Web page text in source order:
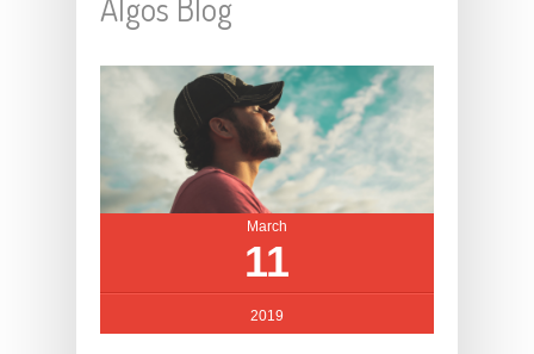
Algos Blog
March
11
2019